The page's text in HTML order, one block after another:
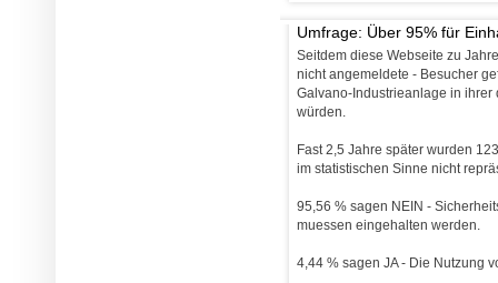
Umfrage: Über 95% für
Seitdem diese Webseite zu
nicht angemeldete - Besucher
Galvano-Industrieanlage in
würden.
Fast 2,5 Jahre später wurden
im statistischen Sinne nicht
95,56 % sagen NEIN -
muessen eingehalten werden.
4,44 % sagen JA - Die Nutzung